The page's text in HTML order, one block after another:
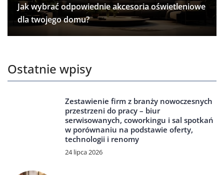
Jak wybrać odpowiednie akcesoria oświetleniowe
dla twojego domu?
Ostatnie wpisy
Zestawienie firm z branży nowoczesnych
przestrzeni do pracy – biur
serwisowanych, coworkingu i sal spotkań
w porównaniu na podstawie oferty,
technologii i renomy
24 lipca 2026